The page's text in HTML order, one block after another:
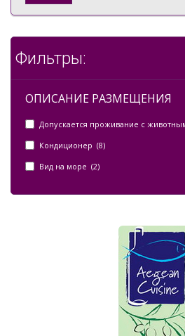
Фильтры:
ОПИСАНИЕ РАЗМЕЩЕНИЯ
Допускается проживание с
Кондиционер (8)
Вид на море (2)